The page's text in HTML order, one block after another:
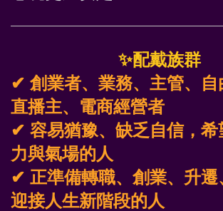
✨配戴族群
✔ 創業者、業務、主管、自
直播主、電商經營者
✔ 容易猶豫、缺乏自信，希
力與氣場的人
✔ 正準備轉職、創業、升遷
迎接人生新階段的人